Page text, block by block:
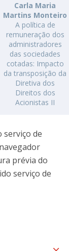
Carla Maria
Martins Monteiro
A política de
remuneração dos
administradores
das sociedades
cotadas: Impacto
da transposição da
Diretiva dos
Direitos dos
Acionistas II
serviço de
prévia do
serviço de